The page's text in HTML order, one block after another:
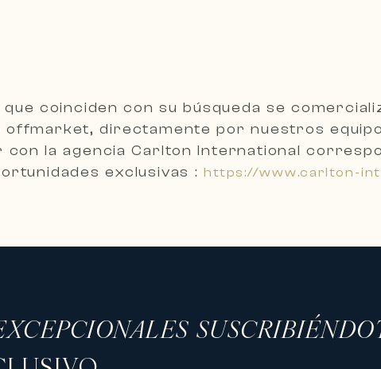
coinciden con su búsqueda se
directamente por nuestros
con la agencia Carlton International
exclusivas :
https://www.carlton-